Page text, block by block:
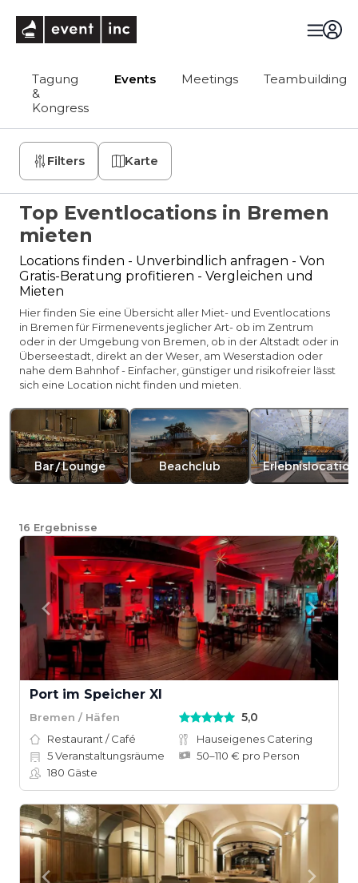
Tagung
&
Kongress
Events Meetings Teambuilding
Filters Karte
Top Eventlocations in Bremen
mieten
Locations finden - Unverbindlich anfragen - Von
Gratis-Beratung profitieren - Vergleichen und
Mieten
Hier finden Sie eine Übersicht aller Miet- und Eventlocations
in Bremen für Firmenevents jeglicher Art- ob im Zentrum
oder in der Umgebung von Bremen, ob in der Altstadt oder in
Überseestadt, direkt an der Weser, am Weserstadion oder
nahe dem Bahnhof - Einfacher, günstiger und risikofreier lässt
sich eine Location nicht finden und mieten.
Bar / Lounge Beachclub Erlebnislocation
16 Ergebnisse
Port im Speicher XI
Bremen / Häfen 5,0
Restaurant / Café
Hauseigenes Catering
5Veranstaltungsräume
50–110 € pro Person
180 Gäste